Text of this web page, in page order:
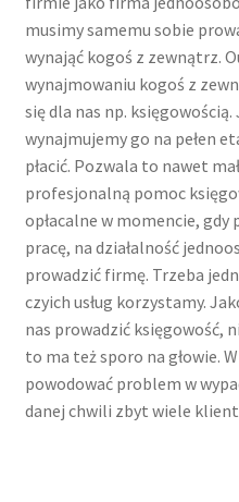
musimy samemu sobie
wynająć kogoś z zewnątrz.
wynajmowaniu kogoś z
się dla nas np.
wynajmujemy go na pełen
płacić. Pozwala to nawet
profesjonalną pomoc
opłacalne w momencie,
pracę, na działalność
prowadzić firmę. Trzeba
czyich usług korzystamy.
nas prowadzić księgowość,
to ma też sporo na głowie.
powodować problem w
danej chwili zbyt wiele